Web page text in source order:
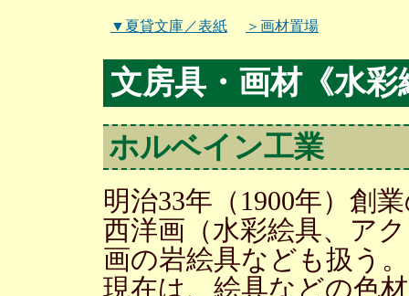
▼夏貸文庫／表紙 ＞画材置場
文房具・画材《水彩
ホルベイン工業
明治33年（1900年）創
西洋画（水彩絵具、ア
画の岩絵具なども扱う。
現在は、絵具などの色